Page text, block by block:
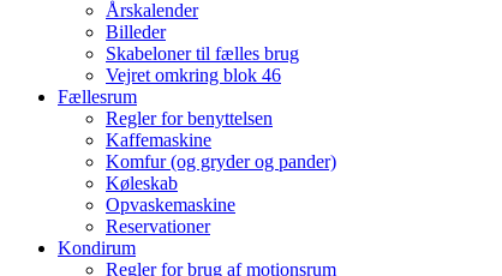
Årskalender
Billeder
Skabeloner til fælles brug
Vejret omkring blok 46
Fællesrum
Regler for benyttelsen
Kaffemaskine
Komfur (og gryder og pander)
Køleskab
Opvaskemaskine
Reservationer
Kondirum
Regler for brug af motionsrum